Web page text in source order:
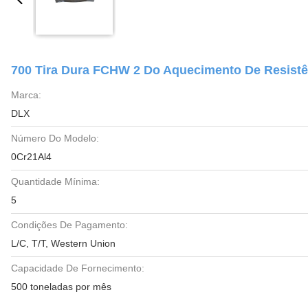
700 Tira Dura FCHW 2 Do Aquecimento De
Marca:
DLX
Número Do Modelo:
0Cr21Al4
Quantidade Mínima:
5
Condições De Pagamento:
L/C, T/T, Western Union
Capacidade De Fornecimento:
500 toneladas por mês